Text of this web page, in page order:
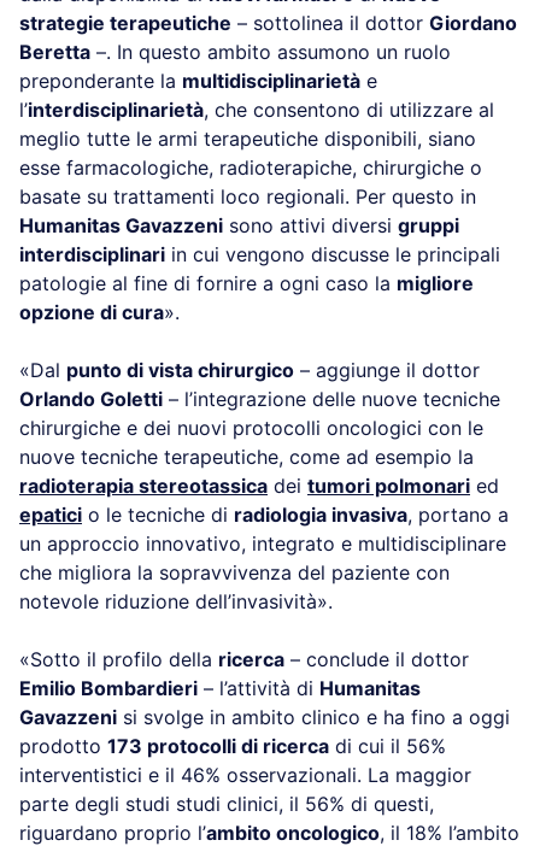
strategie terapeutiche – sottolinea il dottor Giordano
Beretta –. In questo ambito assumono un ruolo
preponderante la multidisciplinarietà e
l’interdisciplinarietà, che consentono di utilizzare al
meglio tutte le armi terapeutiche disponibili, siano
esse farmacologiche, radioterapiche, chirurgiche o
basate su trattamenti loco regionali. Per questo in
Humanitas Gavazzeni sono attivi diversi gruppi
interdisciplinari in cui vengono discusse le principali
patologie al fine di fornire a ogni caso la migliore
opzione di cura».
«Dal punto di vista chirurgico – aggiunge il dottor
Orlando Goletti – l’integrazione delle nuove tecniche
chirurgiche e dei nuovi protocolli oncologici con le
nuove tecniche terapeutiche, come ad esempio la
radioterapia stereotassica dei tumori polmonari ed
epatici o le tecniche di radiologia invasiva, portano a
un approccio innovativo, integrato e multidisciplinare
che migliora la sopravvivenza del paziente con
notevole riduzione dell’invasività».
«Sotto il profilo della ricerca – conclude il dottor
Emilio Bombardieri – l’attività di Humanitas
Gavazzeni si svolge in ambito clinico e ha fino a oggi
prodotto 173 protocolli di ricerca di cui il 56%
interventistici e il 46% osservazionali. La maggior
parte degli studi studi clinici, il 56% di questi,
riguardano proprio l’ambito oncologico, il 18% l’ambito